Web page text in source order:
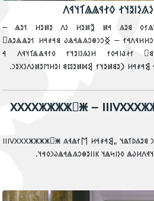
‮𐲉𐳯𐳉𐳢 𐳋𐳤 𐳉𐳯𐳉𐳢
‮𐳿𐳿𐳼𐳼. 𐳌𐳉𐳂𐳢𐳪𐳁𐳢 𐳼𐳻𐳺𐳺-𐳋𐳙 𐳚𐳑𐳖𐳐𐳓
𐲟𐳤𐳦𐳞𐳢𐳦𐳋𐳙𐳉𐳦𐳭𐳙𐳓 𐳓𐳀𐳪𐳓𐳁𐳯𐳪𐳤𐳐
𐳖𐳉𐳖𐳉𐳦𐳉𐳓 𐲛𐳢𐳛𐳥𐳛𐳢𐳥𐳁𐳍𐳂𐳜𐳖 𐳄𐳑𐳘𐳹
𐲘𐳀𐳎𐳀𐳢𐳤𐳁𐳍𐳓𐳪𐳦𐳀𐳦𐳜 𐲐𐳙𐳦𐳋𐳯𐳉𐳦 𐳋𐳤 𐳀 𐲘𐳀𐳎𐳀𐳢
‮𐲘𐳀𐳎𐳀𐳢 𐲮𐳐𐳖𐳁𐳍
‮𐲦𐳉𐳓𐳐𐳙𐳦𐳤𐳋𐳓 𐳘𐳉𐳍 𐳀 𐳇𐳉𐳄𐳉𐳘𐳂𐳉𐳢 𐳻𐳺-𐳁𐳙
– 𐳿𐲿𐳾𐳾𐳾𐳾𐳼𐳼𐳼𐳼” 𐳄𐳑𐳘𐳹